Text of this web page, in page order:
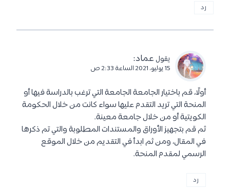
رد
يقول عماد:
15 يوليو، 2021 الساعة 2:33 ص
أولًا، قم باختيار الجامعة الجامعة التي ترغب بالدراسة فيها أو
المنحة التي تريد التقدم عليها سواء كانت من خلال الحكومة
الكويتية أو من خلال جامعة معينة.
ثم قم بتجهيز الأوراق والمستندات المطلوبة والتي تم ذكرها
في المقال، ومن ثم ابدأ في التقديم من خلال الموقع
الرسمي لمقدم المنحة.
رد